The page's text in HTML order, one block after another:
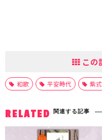
この
和歌 平安時代 紫
RELATED 関連する記事